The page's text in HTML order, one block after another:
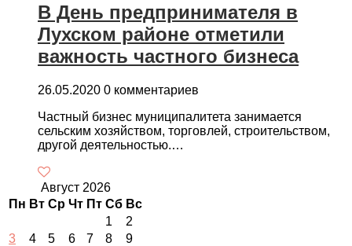
В День предпринимателя в
Лухском районе отметили
важность частного бизнеса
26.05.2020 0 комментариев
Частный бизнес муниципалитета занимается
сельским хозяйством, торговлей, строительством,
другой деятельностью.…
Август 2026
Пн Вт Ср Чт Пт Сб Вс
1
2
3
4 5 6 7 8
9